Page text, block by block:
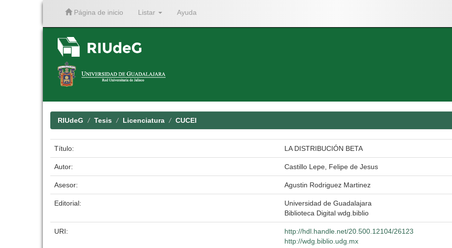
Página de inicio Listar Ayuda
RIUdeG Tesis Licenciatura CUCEI
Título: LA DISTRIBUCIÓN BETA
Autor: Castillo Lepe, Felipe de Jesus
Asesor: Agustin Rodriguez Martinez
Editorial:
Universidad de Guadalajara
Biblioteca Digital wdg.biblio
URI:
http://hdl.handle.net/20.500.12104/26123
http://wdg.biblio.udg.mx